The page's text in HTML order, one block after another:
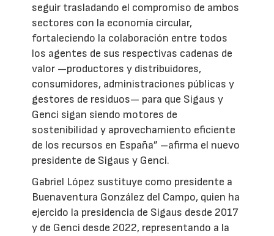
seguir trasladando el compromiso de ambos
sectores con la economía circular,
fortaleciendo la colaboración entre todos
los agentes de sus respectivas cadenas de
valor —productores y distribuidores,
consumidores, administraciones públicas y
gestores de residuos— para que Sigaus y
Genci sigan siendo motores de
sostenibilidad y aprovechamiento eficiente
de los recursos en España” –afirma el nuevo
presidente de Sigaus y Genci.
Gabriel López sustituye como presidente a
Buenaventura González del Campo, quien ha
ejercido la presidencia de Sigaus desde 2017
y de Genci desde 2022, representando a la